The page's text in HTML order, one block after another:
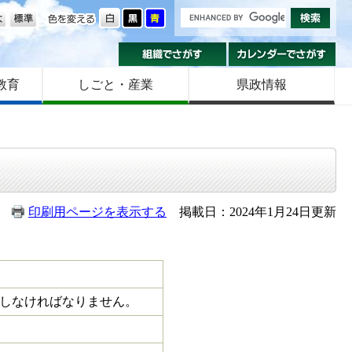
色を変える
大きさ
組織でさがす
育 しごと・産業 県政情報
印刷用ページを表示する
掲載日：2024年1月24日更新
なければなりません。